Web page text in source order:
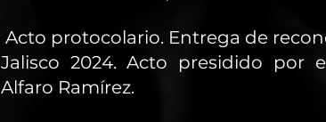
Acto protocolario. Entrega de
Jalisco 2024. Acto presidido por
Alfaro Ramírez.